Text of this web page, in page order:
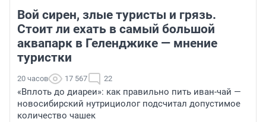
Вой сирен, злые туристы и грязь.
Стоит ли ехать в самый большой
аквапарк в Геленджике — мнение
туристки
20 часов 17 567 22
«Вплоть до диареи»: как правильно пить иван-чай —
новосибирский нутрициолог подсчитал допустимое
количество чашек